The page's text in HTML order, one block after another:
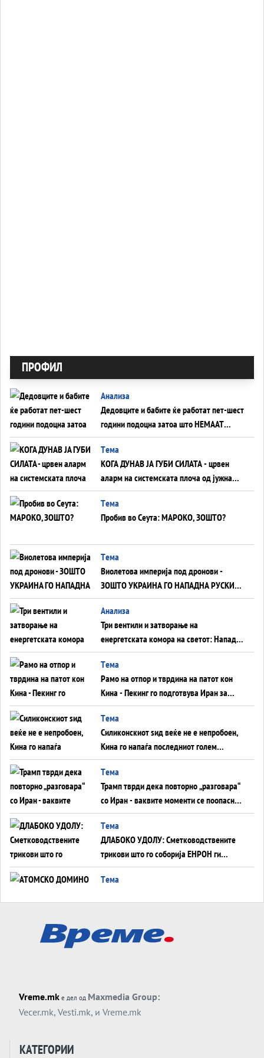
ПРОФИЛ
Анализа
Дедовците и бабите ќе работат пет-шест
години подоцна затоа што НЕМААТ
ВНУЦИ ДА ГИ ЗАМЕНАТ
Tема
КОГА ДУНАВ ЈА ГУБИ СИЛАТА - црвен
аларм на системската плоча од јужна
Германија до Црното Море...
Tема
Пробив во Сеута: МАРОКО, ЗОШТО?
Tема
Виолетова империја под дронови -
ЗОШТО УКРАИНА ГО НАПАДНА РУСКИОТ
WILDBERRIES
Aнализа
Три вентили и затворање на
енергетската комора на светот: Нападот
во Суец најавува глобален енергетски
инфаркт?
Tема
Рамо на отпор и тврдина на патот кон
Кина - Пекинг го подготвува Иран за
американска копнена инвазија
Tема
Силиконскиот ѕид веќе не е непробоен,
Кина го напаѓа последниот голем
монопол на Западот?
Tема
Трамп тврди дека повторно „разговара“
со Иран - ваквите моменти се поопасни
од отворените закани
Tема
ДЛАБОКО УДОЛУ: Сметководствените
трикови што го соборија ЕНРОН ги
применуваат гигантите за ВИ
Tема
Tема
ОД ШАХЕД ДО СВЕТСКА ВОЈНА?
Заборавете ги премиерите, ОВА СЕ
ЛУЃЕТО ШТО РЕШАВААТ ЗА МИР, ВОЈНА,
Vreme.mk е дел од Maxmedia Group:
Vecer.mk, Vesti.mk, и Vreme.mk
КАТЕГОРИИ